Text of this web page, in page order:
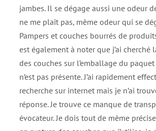
jambes. Il se dégage aussi une odeur
ne me plaît pas, même odeur qui se
Pampers et couches bourrés de
est également à noter que j’ai cherché
des couches sur l’emballage du
n’est pas présente. J’ai rapidement
recherche sur internet mais je n’ai
réponse. Je trouve ce manque de
évocateur. Je dois tout de même